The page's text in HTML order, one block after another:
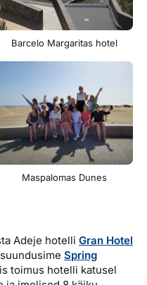
Barcelo Margaritas hotel
Maspalomas Dunes
Adeje hotelli Gran Hotel
Spring
toimus hotelli katusel